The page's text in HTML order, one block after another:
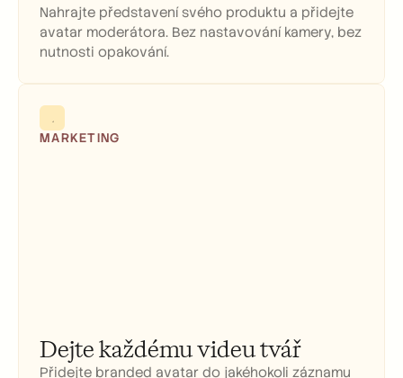
Nahrajte představení svého produktu a přidejte
avatar moderátora. Bez nastavování kamery, bez
nutnosti opakování.
MARKETING
Dejte každému videu tvář
Přidejte branded avatar do jakéhokoli záznamu